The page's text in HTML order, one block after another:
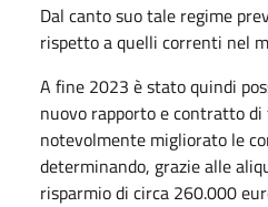
Dal canto suo tale regime
rispetto a quelli correnti nel
A fine 2023 è stato quindi
nuovo rapporto e contratto
notevolmente migliorato le
determinando, grazie alle
risparmio di circa 260.000